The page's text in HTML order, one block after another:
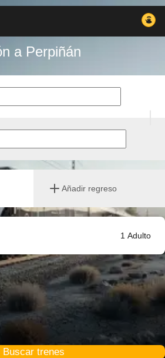
a Perpiñán
Añadir regreso
1 Adulto
Buscar trenes